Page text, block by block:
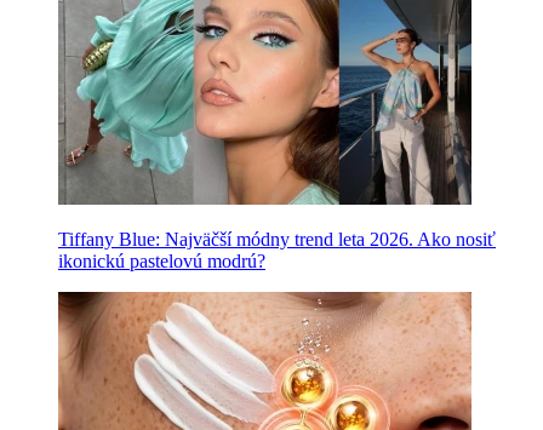
Tiffany Blue: Najväčší módny trend leta 2026. Ako nosiť
ikonickú pastelovú modrú?